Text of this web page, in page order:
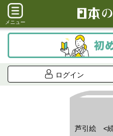
メニュー
ログイン
芦引絵 <